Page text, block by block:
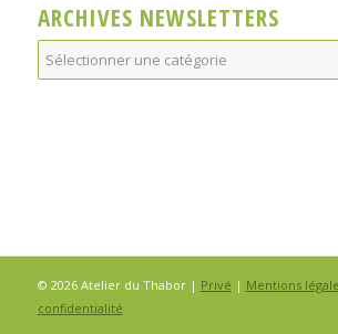
ARCHIVES NEWSLETTERS
Archives
Newsletters
© 2026 Atelier du Thabor | Privé | Mentions
confidentialité